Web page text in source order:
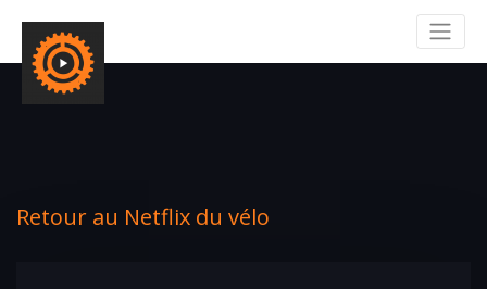
Retour au Netflix du vélo